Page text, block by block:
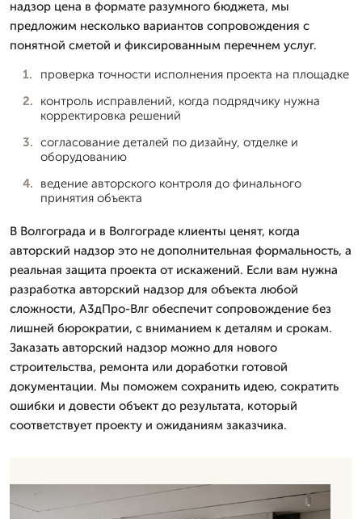
надзор цена в формате разумного бюджета, мы
предложим несколько вариантов сопровождения с
понятной сметой и фиксированным перечнем услуг.
проверка точности исполнения проекта на площадке
контроль исправлений, когда подрядчику нужна
корректировка решений
согласование деталей по дизайну, отделке и
оборудованию
ведение авторского контроля до финального
принятия объекта
В Волгограда и в Волгограде клиенты ценят, когда
авторский надзор это не дополнительная формальность, а
реальная защита проекта от искажений. Если вам нужна
разработка авторский надзор для объекта любой
сложности, А3дПро-Влг обеспечит сопровождение без
лишней бюрократии, с вниманием к деталям и срокам.
Заказать авторский надзор можно для нового
строительства, ремонта или доработки готовой
документации. Мы поможем сохранить идею, сократить
ошибки и довести объект до результата, который
соответствует проекту и ожиданиям заказчика.